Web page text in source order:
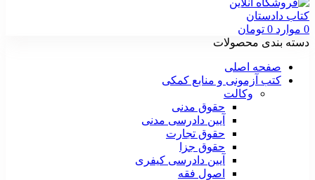
0 موارد 0 تومان
دسته بندی محصولات
صفحه اصلی
کتب آزمونی و منابع کمکی
وکالت
حقوق مدنی
آیین دادرسی مدنی
حقوق تجارت
حقوق جزا
آیین دادرسی کیفری
اصول فقه